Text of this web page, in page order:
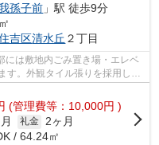
孫子前 」駅 徒歩9分
吉区清水丘 ２丁目
には敷地内ごみ置き場・エレベ
。外観タイル張りを採用し、
(管理費等：10,000円 )
礼金
2ヶ月
/ 64.24㎡